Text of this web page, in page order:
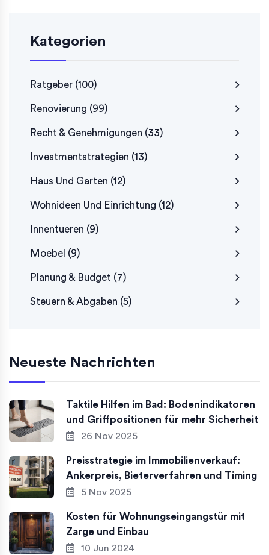
Kategorien
Ratgeber (100)
Renovierung (99)
Recht & Genehmigungen (33)
Investmentstrategien (13)
Haus Und Garten (12)
Wohnideen Und Einrichtung (12)
Innentueren (9)
Moebel (9)
Planung & Budget (7)
Steuern & Abgaben (5)
Neueste Nachrichten
Taktile Hilfen im Bad: Bodenindikatoren
und Griffpositionen für mehr Sicherheit
26 Nov 2025
Preisstrategie im Immobilienverkauf:
Ankerpreis, Bieterverfahren und Timing
5 Nov 2025
Kosten für Wohnungseingangstür mit
Zarge und Einbau
10 Jun 2024